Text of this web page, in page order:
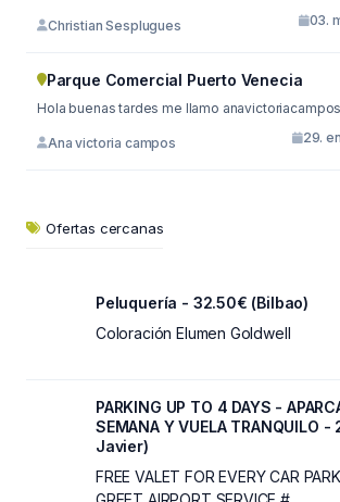
Christian Sesplugues 03.
Parque Comercial Puerto Venecia
Hola buenas tardes me llamo
Ana victoria campos 29.
Ofertas cercanas
Peluquería - 32.50€ (Bilbao)
Coloración Elumen Goldwell
PARKING UP TO 4 DAYS -
SEMANA Y VUELA TRANQUILO
Javier)
FREE VALET FOR EVERY CAR